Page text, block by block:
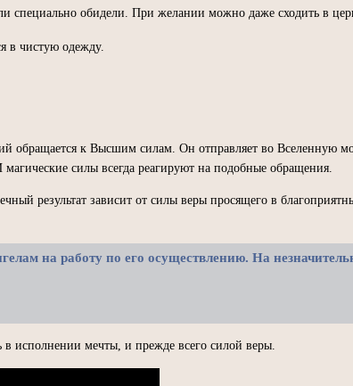
обидели. При желании можно даже сходить в
в чистую одежду.
обращается к Высшим силам. Он отправляет во Вселенную
силы всегда реагируют на подобные обращения.
результат зависит от силы веры просящего в
на работу по его осуществлению. На
в исполнении мечты, и прежде всего силой веры.